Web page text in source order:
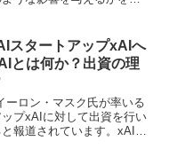
スタートアップxAIへ
は何か？出資の理
ーロン・マスク氏が率いる
プxAIに対して出資を行い
報道されています。xAIは